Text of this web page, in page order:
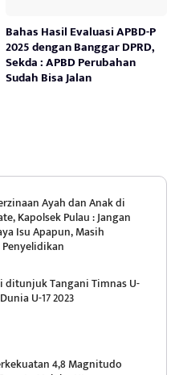
Bahas Hasil Evaluasi APBD-P
2025 dengan Banggar DPRD,
Sekda : APBD Perubahan
Sudah Bisa Jalan
Ayah dan Anak di
Kapolsek Pulau : Jangan
Isu Apapun, Masih
ditunjuk Tangani Timnas U-
U-17 2023
4,8 Magnitudo